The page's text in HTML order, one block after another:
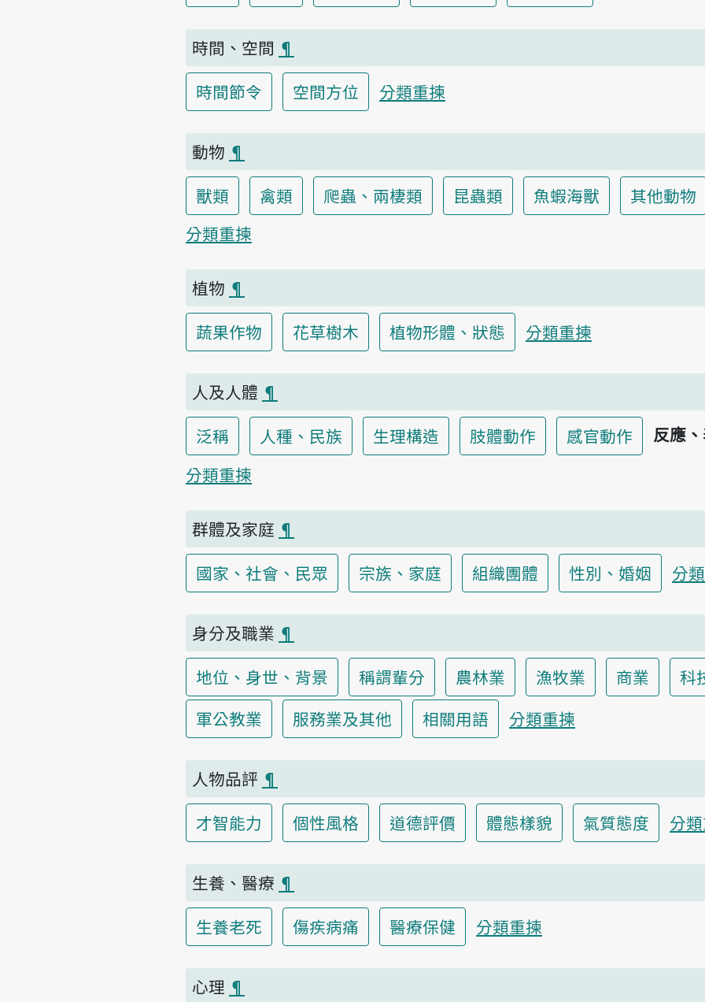
時間、空間 ¶
時間節令
空間方位 分類重揀
動物 ¶
獸類
禽類 爬蟲、兩棲類 昆蟲類 魚蝦海獸 其他動物
分類重揀
植物 ¶
蔬果作物
花草樹木 植物形體、狀態 分類重揀
人及人體 ¶
泛稱
人種、民族 生理構造 肢體動作 感官動作
反應
分類重揀
群體及家庭 ¶
國家、社會、民眾
宗族、家庭 組織團體 性別、婚姻 分
身分及職業 ¶
地位、身世、背景
稱謂輩分 農林業 漁牧業 商業
科
軍公教業
服務業及其他 相關用語 分類重揀
人物品評 ¶
才智能力
個性風格 道德評價 體態樣貌 氣質態度 分
生養、醫療 ¶
生養老死
傷疾病痛 醫療保健 分類重揀
心理 ¶